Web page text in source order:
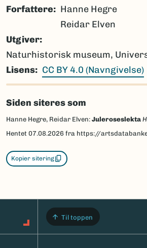
Forfattere
Hanne Hegre
Reidar Elven
Utgiver
Naturhistorisk museum,
Lisens
CC BY 4.0 (Navngivelse)
Siden siteres som
Hanne Hegre, Reidar Elven: Juleroseslekta
Hentet 07.08.2026 fra https://artsdatabanken.no/
Kopier sitering
Til toppen